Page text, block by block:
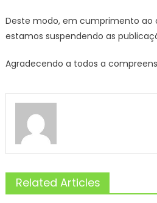
Deste modo, em cumprimento ao
estamos suspendendo as
Agradecendo a todos a
Related Articles